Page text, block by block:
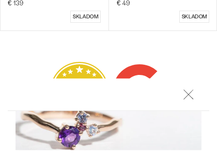
Bestsellery
OBJAVIŤ
€ 139
SKLADOM
€ 49
SKLADOM
Heuréka recenzie
4.9
Google recenzie